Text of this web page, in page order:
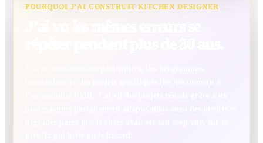
POURQUOI J’AI CONSTRUIT KITCHEN DESIGNER